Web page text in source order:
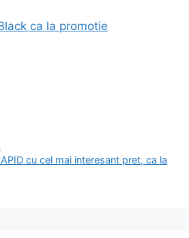
ca la promotie
cu cel mai interesant pret, ca la